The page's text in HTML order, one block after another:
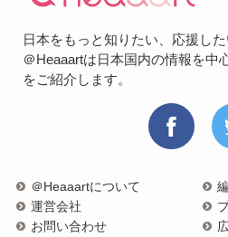
日本をもっと知りたい、応援した
＠Heaaartは日本国内の情報を中
をご紹介します。
＠Heaaartについて
運営会社
お問い合わせ